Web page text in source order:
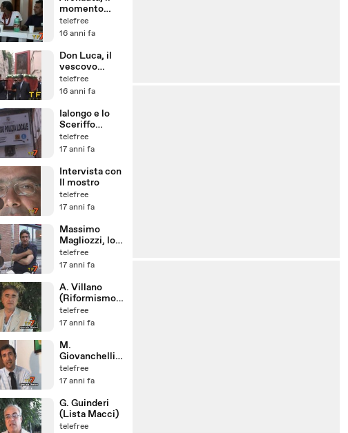
momento
della verità
telefree
16 anni fa
Don Luca, il
vescovo
abate e i
relativisti
telefree
16 anni fa
Ialongo e lo
Sceriffo
Mauro
telefree
17 anni fa
Intervista con
Il mostro
telefree
17 anni fa
Massimo
Magliozzi, lo
squalo
telefree
17 anni fa
A. Villano
(Riformismo e
Libertà)
telefree
17 anni fa
M.
Giovanchelli
(Nuova Area)
telefree
17 anni fa
G. Guinderi
(Lista Macci)
telefree